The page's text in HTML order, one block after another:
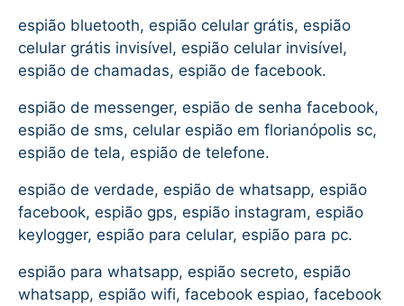
espião bluetooth, espião celular grátis, espião
celular grátis invisível, espião celular invisível,
espião de chamadas, espião de facebook.
espião de messenger, espião de senha facebook,
espião de sms, celular espião em florianópolis sc,
espião de tela, espião de telefone.
espião de verdade, espião de whatsapp, espião
facebook, espião gps, espião instagram, espião
keylogger, espião para celular, espião para pc.
espião para whatsapp, espião secreto, espião
whatsapp, espião wifi, facebook espiao, facebook